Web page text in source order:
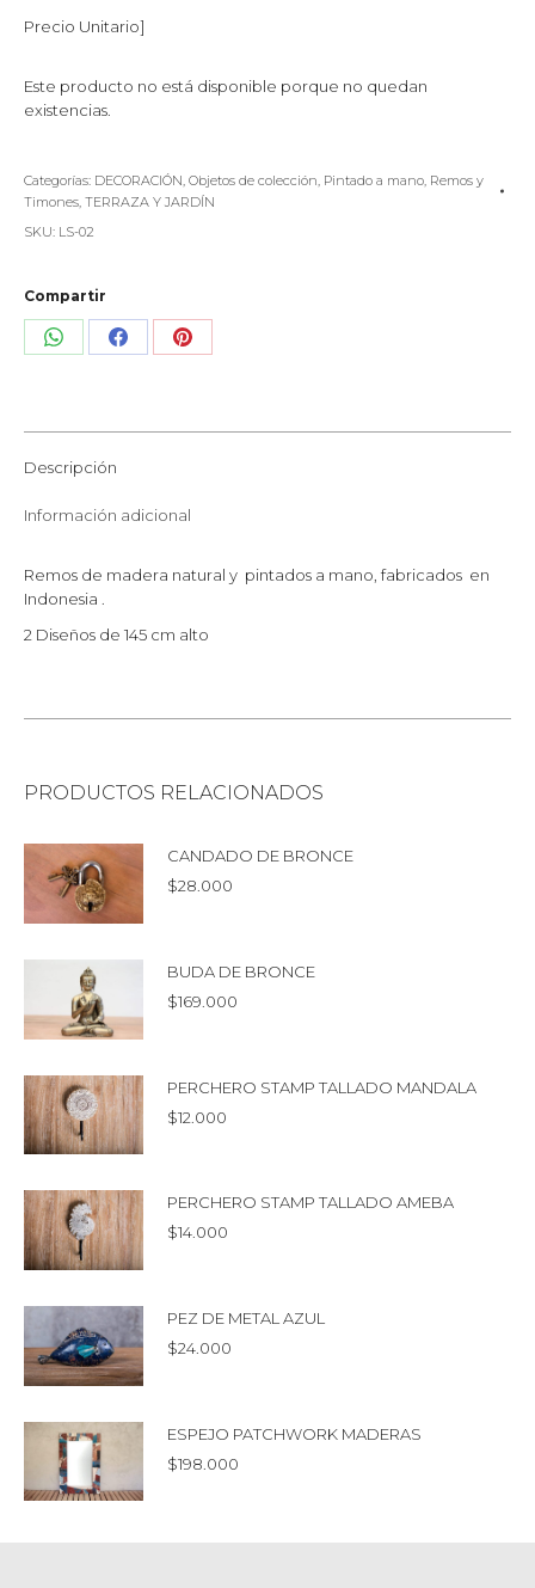
Precio Unitario]
Este producto no está disponible porque no quedan
existencias.
Categorías: DECORACIÓN, Objetos de colección, Pintado a mano, Remos y
Timones, TERRAZA Y JARDÍN
SKU: LS-02
Compartir
Share Share Share
Descripción
Información adicional
Remos de madera natural y pintados a mano, fabricados en
Indonesia .
2 Diseños de 145 cm alto
PRODUCTOS RELACIONADOS
CANDADO DE BRONCE
$28.000
BUDA DE BRONCE
$169.000
PERCHERO STAMP TALLADO MANDALA
$12.000
PERCHERO STAMP TALLADO AMEBA
$14.000
PEZ DE METAL AZUL
$24.000
ESPEJO PATCHWORK MADERAS
$198.000